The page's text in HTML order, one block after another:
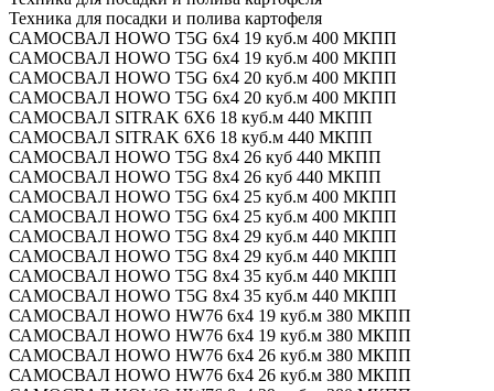
Техника для посадки и полива картофеля
САМОСВАЛ HOWO T5G 6x4 19 куб.м 400 МКПП
САМОСВАЛ HOWO T5G 6x4 19 куб.м 400 МКПП
САМОСВАЛ HOWO T5G 6x4 20 куб.м 400 МКПП
САМОСВАЛ HOWO T5G 6x4 20 куб.м 400 МКПП
САМОСВАЛ SITRAK 6X6 18 куб.м 440 МКПП
САМОСВАЛ SITRAK 6X6 18 куб.м 440 МКПП
САМОСВАЛ HOWO Т5G 8х4 26 куб 440 МКПП
САМОСВАЛ HOWO Т5G 8х4 26 куб 440 МКПП
САМОСВАЛ HOWO T5G 6x4 25 куб.м 400 МКПП
САМОСВАЛ HOWO T5G 6x4 25 куб.м 400 МКПП
САМОСВАЛ HOWO T5G 8x4 29 куб.м 440 МКПП
САМОСВАЛ HOWO T5G 8x4 29 куб.м 440 МКПП
САМОСВАЛ HOWO T5G 8x4 35 куб.м 440 МКПП
САМОСВАЛ HOWO T5G 8x4 35 куб.м 440 МКПП
САМОСВАЛ HOWO HW76 6x4 19 куб.м 380 МКПП
САМОСВАЛ HOWO HW76 6x4 19 куб.м 380 МКПП
САМОСВАЛ HOWO HW76 6x4 26 куб.м 380 МКПП
САМОСВАЛ HOWO HW76 6x4 26 куб.м 380 МКПП